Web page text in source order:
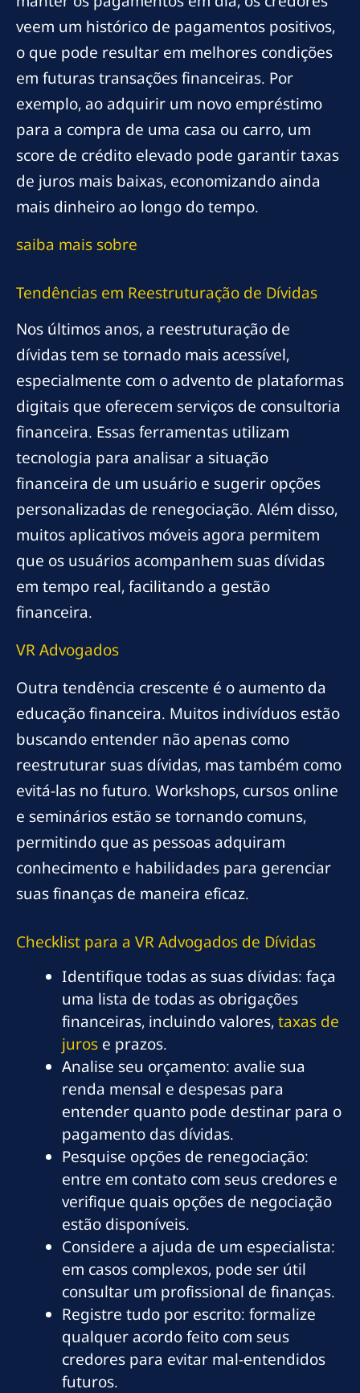
veem um histórico de pagamentos positivos,
o que pode resultar em melhores condições
em futuras transações financeiras. Por
exemplo, ao adquirir um novo empréstimo
para a compra de uma casa ou carro, um
score de crédito elevado pode garantir taxas
de juros mais baixas, economizando ainda
mais dinheiro ao longo do tempo.
saiba mais sobre
Tendências em Reestruturação de Dívidas
Nos últimos anos, a reestruturação de
dívidas tem se tornado mais acessível,
especialmente com o advento de plataformas
digitais que oferecem serviços de consultoria
financeira. Essas ferramentas utilizam
tecnologia para analisar a situação
financeira de um usuário e sugerir opções
personalizadas de renegociação. Além disso,
muitos aplicativos móveis agora permitem
que os usuários acompanhem suas dívidas
em tempo real, facilitando a gestão
financeira.
VR Advogados
Outra tendência crescente é o aumento da
educação financeira. Muitos indivíduos estão
buscando entender não apenas como
reestruturar suas dívidas, mas também como
evitá-las no futuro. Workshops, cursos online
e seminários estão se tornando comuns,
permitindo que as pessoas adquiram
conhecimento e habilidades para gerenciar
suas finanças de maneira eficaz.
Checklist para a VR Advogados de Dívidas
Identifique todas as suas dívidas: faça
uma lista de todas as obrigações
financeiras, incluindo valores, taxas de
juros e prazos.
Analise seu orçamento: avalie sua
renda mensal e despesas para
entender quanto pode destinar para o
pagamento das dívidas.
Pesquise opções de renegociação:
entre em contato com seus credores e
verifique quais opções de negociação
estão disponíveis.
Considere a ajuda de um especialista:
em casos complexos, pode ser útil
consultar um profissional de finanças.
Registre tudo por escrito: formalize
qualquer acordo feito com seus
credores para evitar mal-entendidos
futuros.